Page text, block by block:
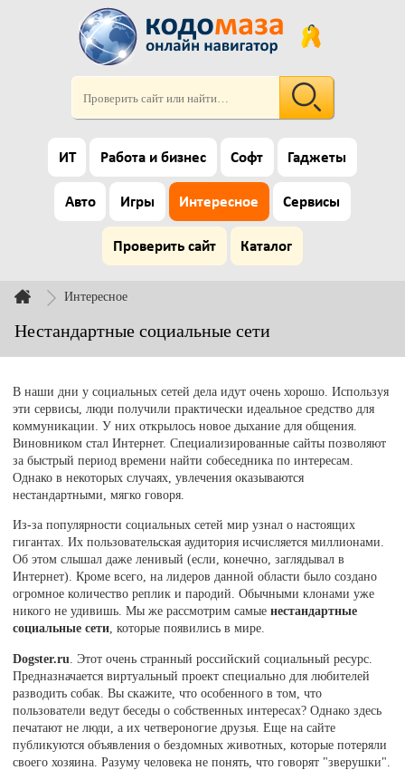
ИТ Работа и бизнес Софт Гаджеты
Авто Игры Интересное Сервисы
Проверить сайт Каталог
Интересное
Нестандартные социальные сети
В наши дни у социальных сетей дела идут очень хорошо. Используя
эти сервисы, люди получили практически идеальное средство для
коммуникации. У них открылось новое дыхание для общения.
Виновником стал Интернет. Специализированные сайты позволяют
за быстрый период времени найти собеседника по интересам.
Однако в некоторых случаях, увлечения оказываются
нестандартными, мягко говоря.
Из-за популярности социальных сетей мир узнал о настоящих
гигантах. Их пользовательская аудитория исчисляется миллионами.
Об этом слышал даже ленивый (если, конечно, заглядывал в
Интернет). Кроме всего, на лидеров данной области было создано
огромное количество реплик и пародий. Обычными клонами уже
никого не удивишь. Мы же рассмотрим самыенестандартные
социальные сети, которые появились в мире.
Dogster.ru . Этот очень странный российский социальный ресурс.
Предназначается виртуальный проект специально для любителей
разводить собак. Вы скажите, что особенного в том, что
пользователи ведут беседы о собственных интересах? Однако здесь
печатают не люди, а их четвероногие друзья. Еще на сайте
публикуются объявления о бездомных животных, которые потеряли
своего хозяина. Разуму человека не понять, что говорят "зверушки".